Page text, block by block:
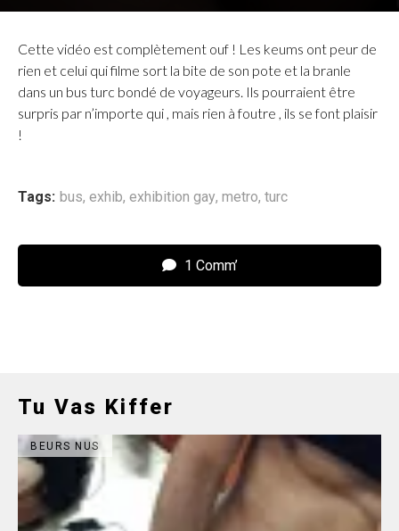
Cette vidéo est complètement ouf ! Les keums ont peur de
rien et celui qui filme sort la bite de son pote et la branle
dans un bus turc bondé de voyageurs. Ils pourraient être
surpris par n’importe qui , mais rien à foutre , ils se font plaisir
!
Tags: bus, exhib, exhibition gay, metro, turc
1 Comm’
Tu Vas Kiffer
BEURS NUS